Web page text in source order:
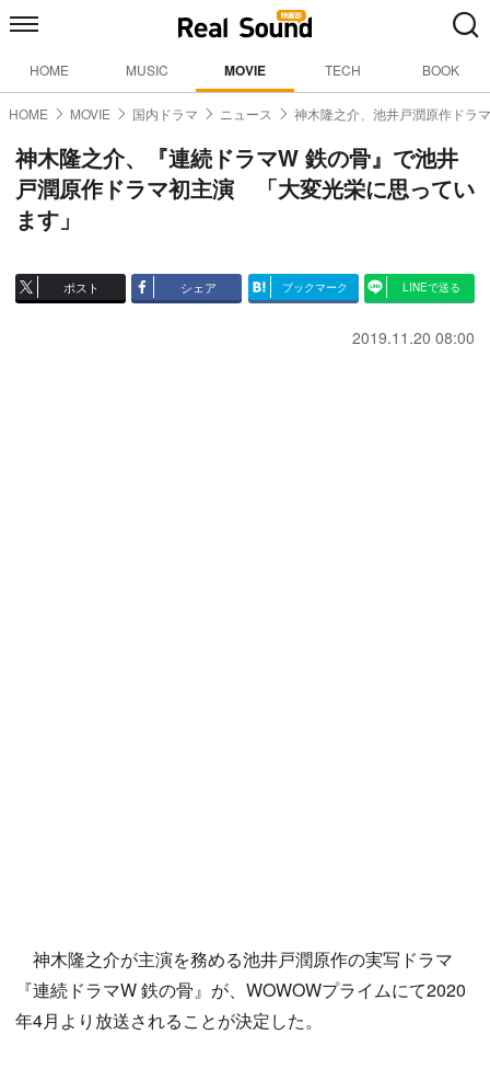
HOME MUSIC MOVIE TECH BOOK
HOME MOVIE 国内ドラマ ニュース 神木隆之介、池井戸潤原作ドラ
神木隆之介、『連続ドラマW 鉄の骨』で池井
戸潤原作ドラマ初主演 「大変光栄に思ってい
ます」
ポスト シェア ブックマーク LINEで送る
2019.11.20 08:00
神木隆之介が主演を務める池井戸潤原作の実写ドラマ
『連続ドラマW 鉄の骨』が、WOWOWプライムにて2020
年4月より放送されることが決定した。